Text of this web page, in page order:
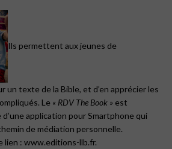
Ils permettent aux jeunes de
un texte de la Bible, et d’en apprécier les
Le « RDV The Book » est
application pour Smartphone qui
de médiation personnelle.
lien : www.editions-llb.fr.